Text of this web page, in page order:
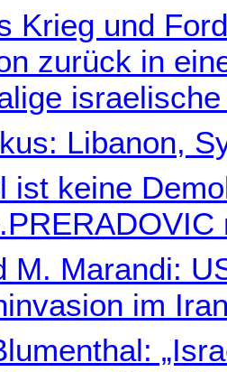
Krieg und
zurück in
Libanon,
ist keine
M. Marandi:
im